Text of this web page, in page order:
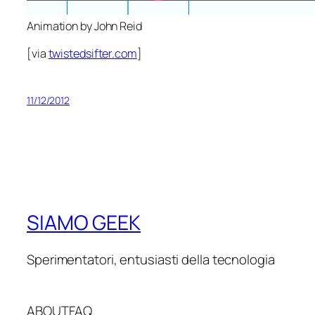
Animation by John Reid
[viatwistedsifter.com]
11/12/2012
SIAMO GEEK
Sperimentatori, entusiasti della tecnologia
ABOUTFAQ